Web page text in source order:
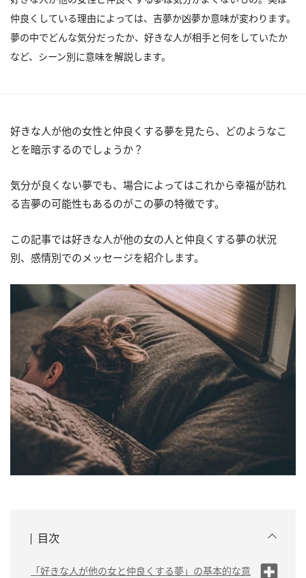
仲良くしている理由によっては、吉夢か凶夢か意味が変わります。
夢の中でどんな気分だったか、好きな人が相手と何をしていたか
など、シーン別に意味を解説します。
好きな人が他の女性と仲良くする夢を見たら、どのようなこ
とを暗示するのでしょうか？
気分が良くない夢でも、場合によってはこれから幸福が訪れ
る吉夢の可能性もあるのがこの夢の特徴です。
この記事では好きな人が他の女の人と仲良くする夢の状況
別、感情別でのメッセージを紹介します。
目次
「好きな人が他の女と仲良くする夢」の基本的な意